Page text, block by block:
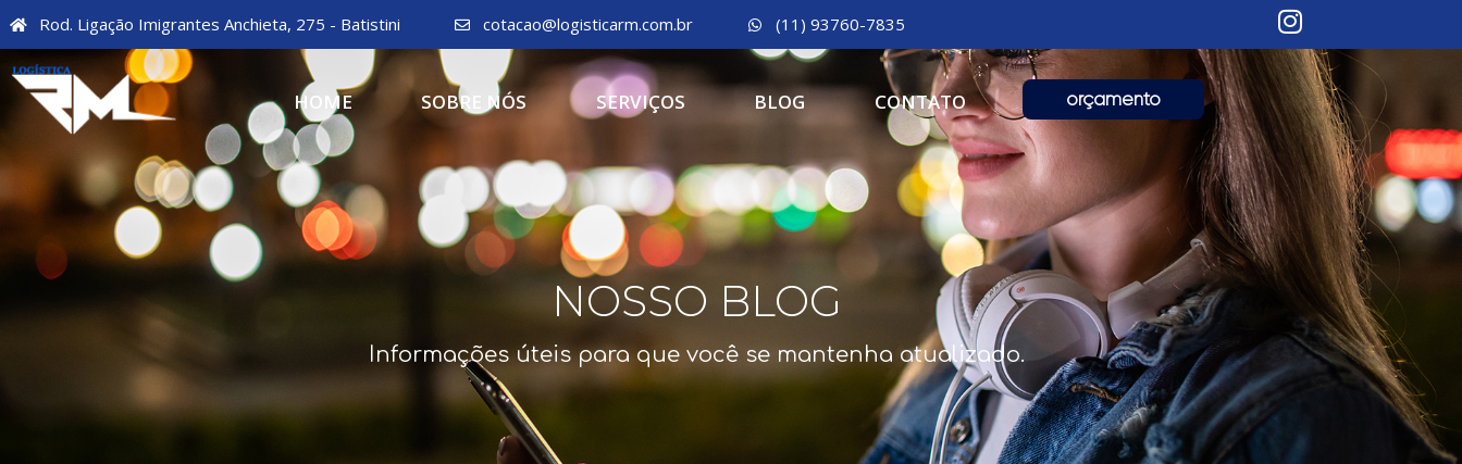
Rod. Ligação Imigrantes Anchieta, 275 - Batistini cotacao@logisticarm.com.br (11) 93760-7835
HOME SOBRE NÓS SERVIÇOS BLOG CONTATO orçamento
NOSSO BLOG
Informações úteis para que você se mantenha atualizado.